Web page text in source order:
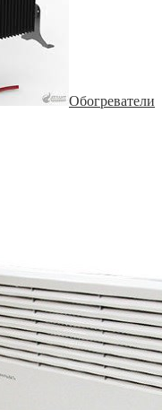
Обогреватели